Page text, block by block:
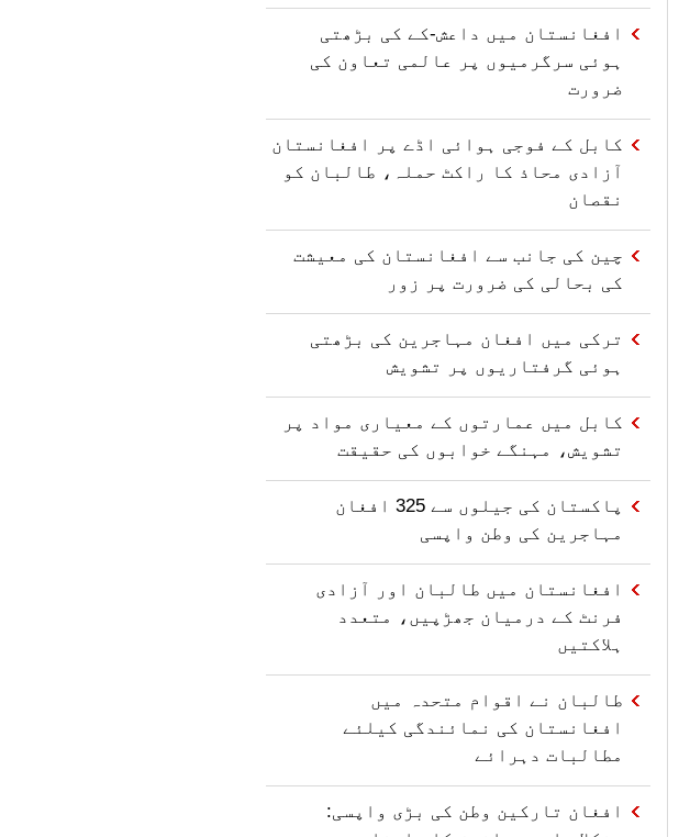
افغانستان میں داعش-کے کی بڑھتی
ہوئی سرگرمیوں پر عالمی تعاون کی
ضرورت
کابل کے فوجی ہوائی اڈے پر افغانستان
آزادی محاذ کا راکٹ حملہ، طالبان کو
نقصان
چین کی جانب سے افغانستان کی معیشت
کی بحالی کی ضرورت پر زور
ترکی میں افغان مہاجرین کی بڑھتی
ہوئی گرفتاریوں پر تشویش
کابل میں عمارتوں کے معیاری مواد پر
تشویش، مہنگے خوابوں کی حقیقت
پاکستان کی جیلوں سے 325 افغان
مہاجرین کی وطن واپسی
افغانستان میں طالبان اور آزادی
فرنٹ کے درمیان جھڑپیں، متعدد
ہلاکتیں
طالبان نے اقوام متحدہ میں
افغانستان کی نمائندگی کیلئے
مطالبات دہرائے
افغان تارکین وطن کی بڑی واپسی: